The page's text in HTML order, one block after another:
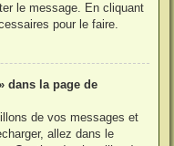
le message. En cliquant
pour le faire.
dans la page de
de vos messages et
allez dans le